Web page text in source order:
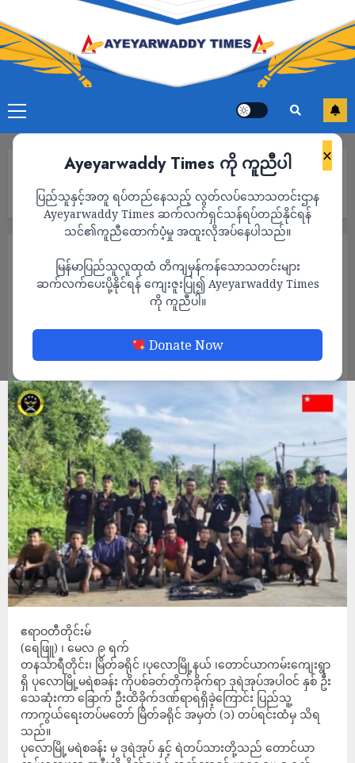
×
Ayeyarwaddy Times ကို ကူညီပါ
ပြည်သူနှင့်အတူ ရပ်တည်နေသည့် လွတ်လပ်သောသတင်းဌာန
Ayeyarwaddy Times ဆက်လက်ရှင်သန်ရပ်တည်နိုင်ရန်
သင်၏ကူညီထောက်ပံ့မှု အထူးလိုအပ်နေပါသည်။
မြန်မာပြည်သူလူထုထံ တိကျမှန်ကန်သောသတင်းများ
ဆက်လက်ပေးပို့နိုင်ရန် ကျေးဇူးပြု၍ Ayeyarwaddy Times
ကို ကူညီပါ။
Donate Now
၆ ဦးထိခိုက်ဒဏ်ရာရရှိ
ပုလောမြို့မ ရဲစခန်းတိုက်ခိုက်ခံရပြီး ဒုရဲအုပ်
အပါဝင် ၂ ဦးသေဆုံး ကာ ၆ ဦးထိခိုက်ဒဏ်ရာ
ရရှိ
ADMIN MAY 9, 2025
ဧရာဝတီတိုင်းမ်
(ရေဖြူ) ၊ မေလ ၉ ရက်
တနင်္သာရီတိုင်း၊ မြိတ်ခရိုင် ၊ပုလောမြို့နယ် ၊တောင်ယာကမ်းကျေးရွာ
ရှိ ပုလောမြို့မရဲစခန်း ကိုပစ်ခတ်တိုက်ခိုက်ရာ ဒုရဲအုပ်အပါဝင် နှစ် ဦး
သေဆုံးကာ ခြောက် ဦးထိခိုက်ဒဏ်ရာရရှိခဲ့ကြောင်း ပြည်သူ့
ကာကွယ်ရေးတပ်မတော် မြိတ်ခရိုင် အမှတ် (၁) တပ်ရင်းထံမှ သိရ
သည်။
ပုလောမြို့မရဲစခန်း မှ ဒုရဲအုပ် နှင့် ရဲတပ်သားတို့သည် တောင်ယာ